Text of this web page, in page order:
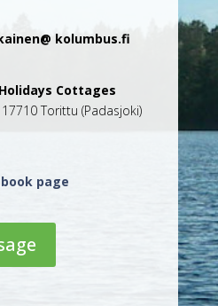
kolumbus.fi
Cottages
Torittu (Padasjoki)
page